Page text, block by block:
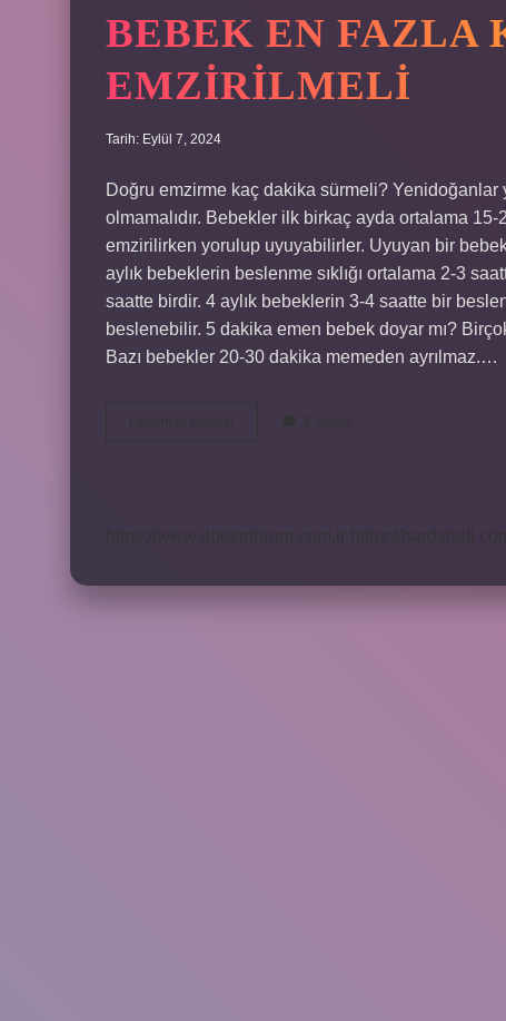
BEBEK EN FAZLA
EMZIRILMELI
Tarih: Eylül 7, 2024
Doğru emzirme kaç dakika sürmeli?
olmamalıdır. Bebekler ilk birkaç ayda ortalama
emzirilirken yorulup uyuyabilirler. Uyuyan bir
aylık bebeklerin beslenme sıklığı ortalama 2-3
saatte birdir. 4 aylık bebeklerin 3-4 saatte bir
beslenebilir. 5 dakika emen bebek doyar mı?
Bazı bebekler 20-30 dakika memeden ayrılmaz.…
https://www.doktorforum.com.tr